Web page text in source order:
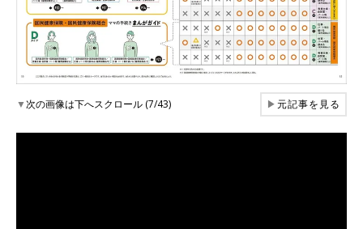
▼次の画像は下へスクロール (7/43) ▶元記事を見る